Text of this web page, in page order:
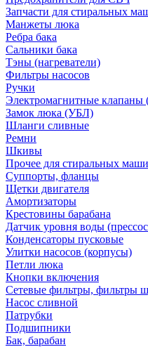
Запчасти для стиральных
Манжеты люка
Ребра бака
Сальники бака
Тэны (нагреватели)
Фильтры насосов
Ручки
Электромагнитные
Замок люка (УБЛ)
Шланги сливные
Ремни
Шкивы
Прочее для стиральных
Суппорты, фланцы
Щетки двигателя
Амортизаторы
Крестовины барабана
Датчик уровня воды
Конденсаторы пусковые
Улитки насосов (корпусы)
Петли люка
Кнопки включения
Сетевые фильтры, фильтры
Насос сливной
Патрубки
Подшипники
Бак, барабан